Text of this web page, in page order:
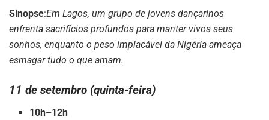
Sinopse:Em Lagos, um grupo de jovens dançarinos
enfrenta sacrifícios profundos para manter vivos seus
sonhos, enquanto o peso implacável da Nigéria ameaça
esmagar tudo o que amam.
11 de setembro (quinta-feira)
10h–12h